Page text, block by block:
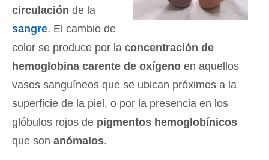
circulación de la
sangre. El cambio de
color se produce por la concentración de
hemoglobina carente de oxígeno en aquellos
vasos sanguíneos que se ubican próximos a la
superficie de la piel, o por la presencia en los
glóbulos rojos de pigmentos hemoglobínicos
que son anómalos.